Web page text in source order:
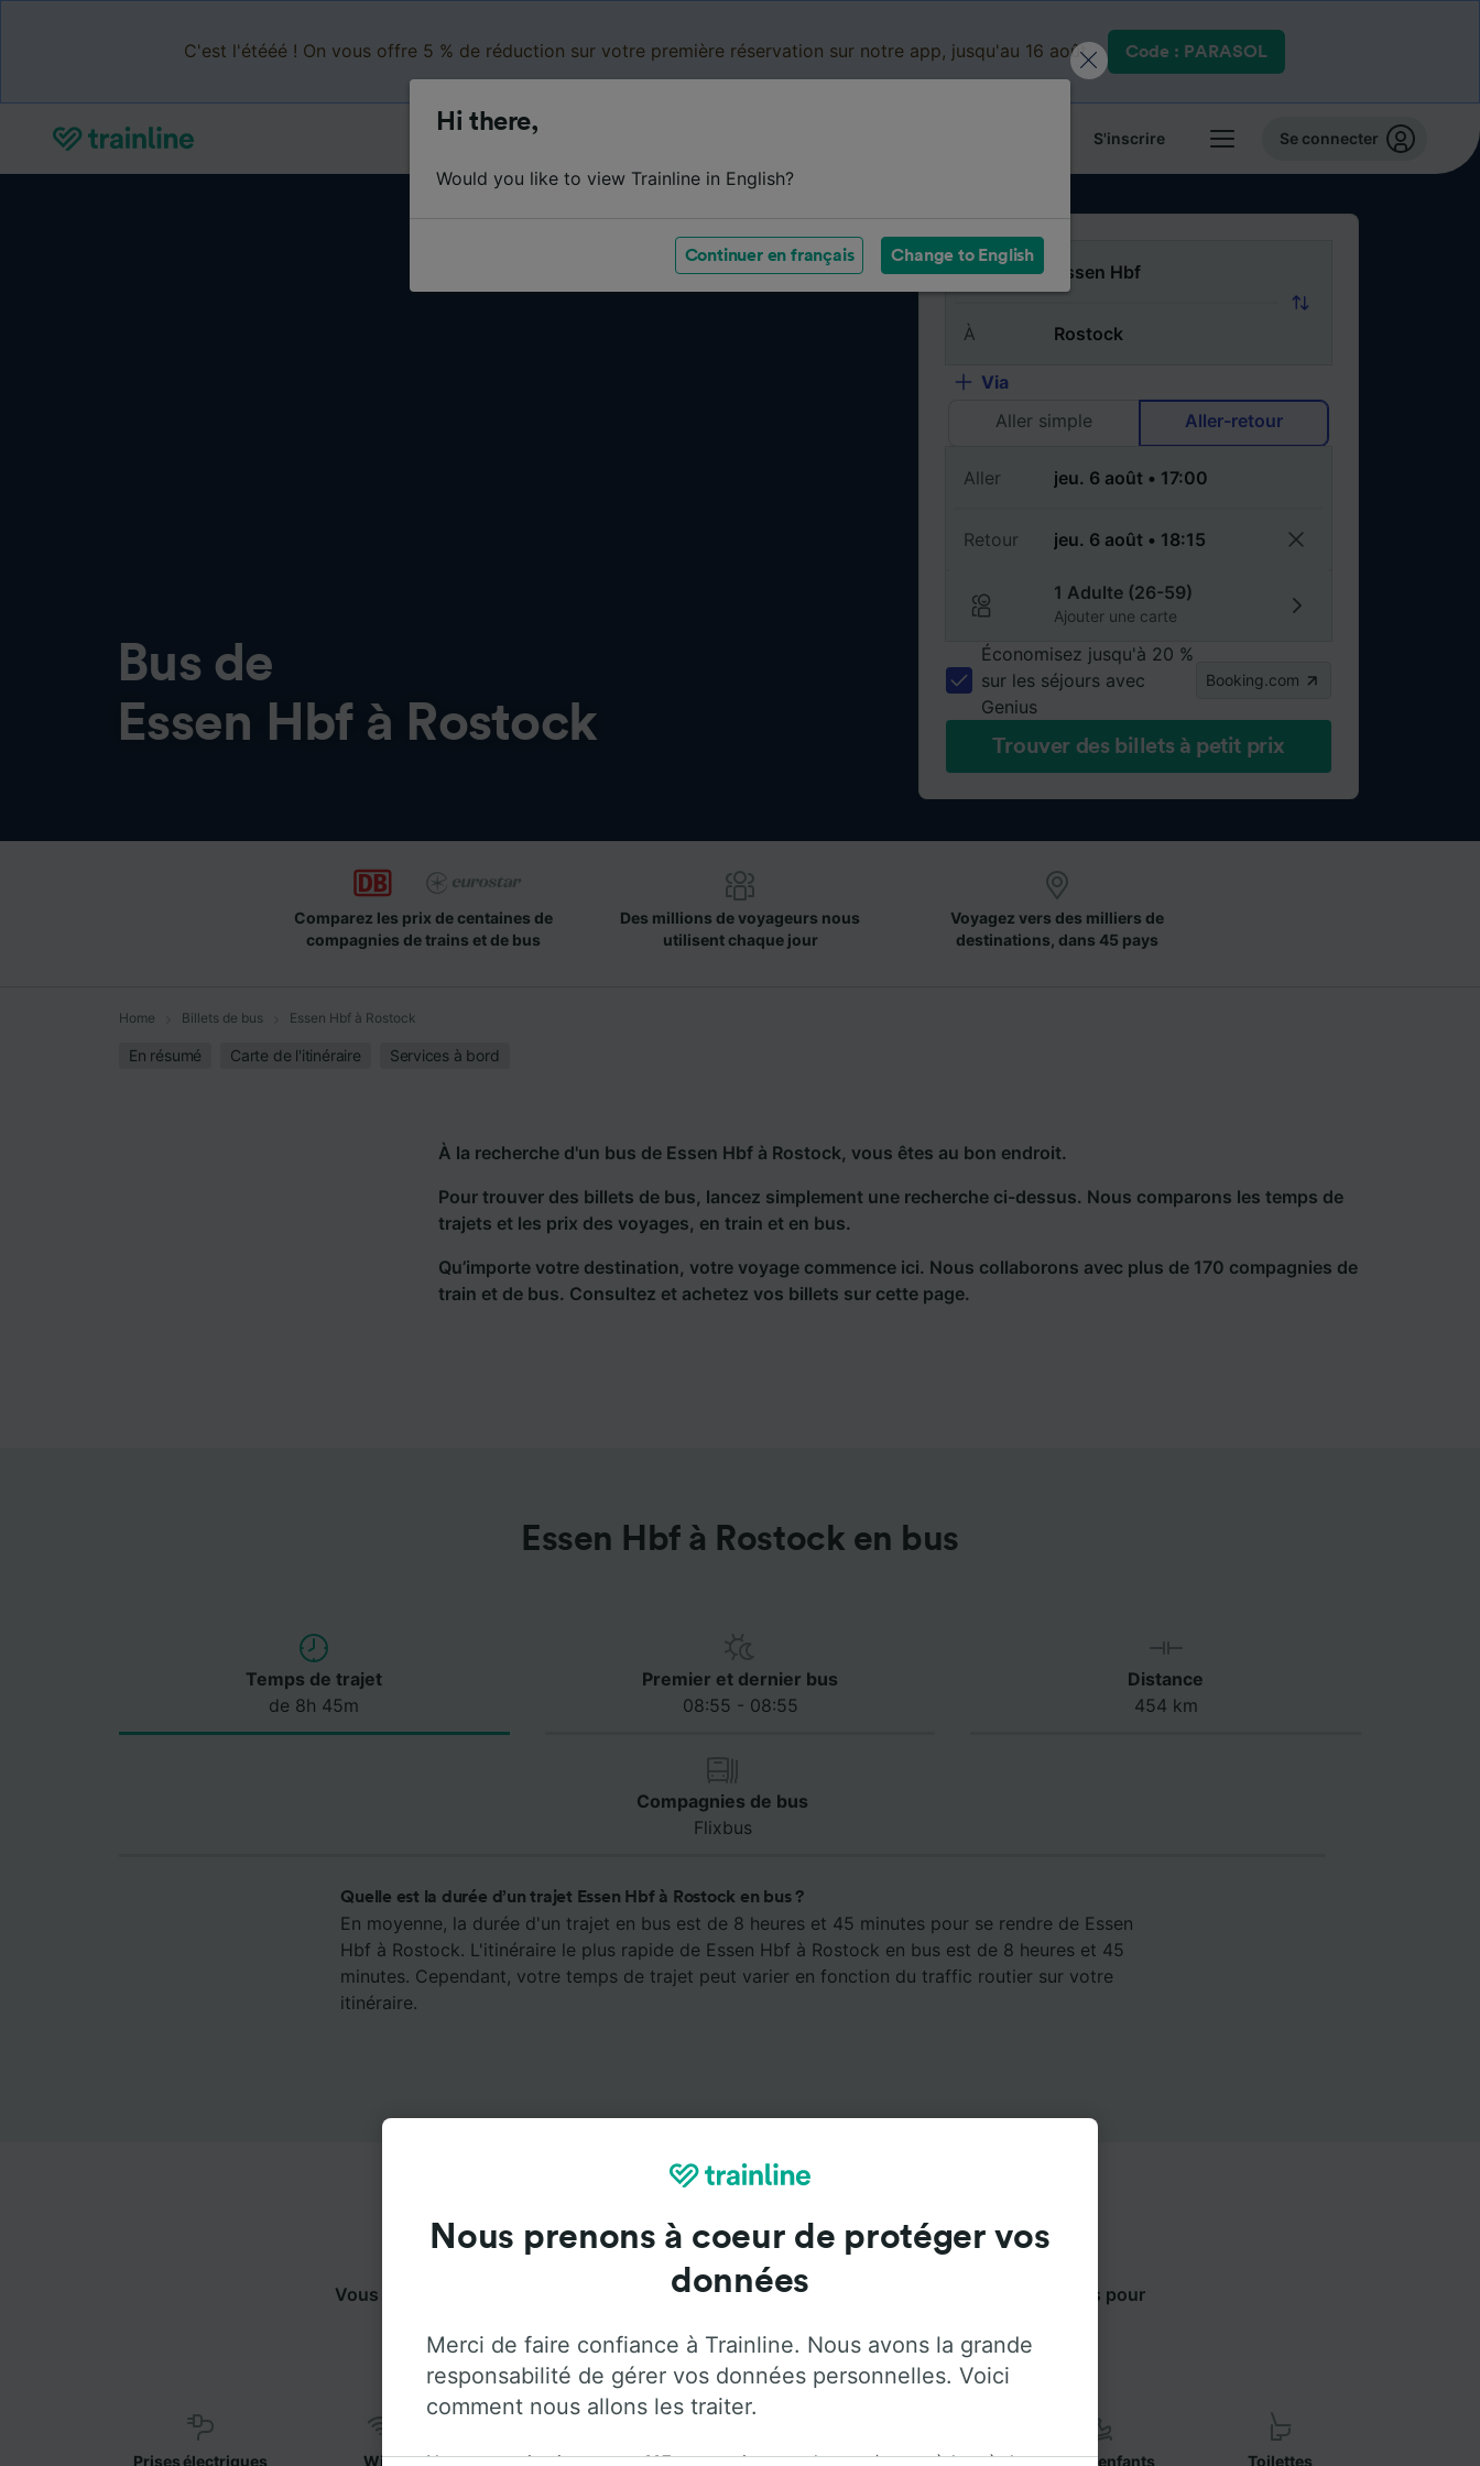
C'est l'étééé ! On vous offre 5 % de réduction sur votre première réservation sur notre app, jusqu'au 16 août. Code : PARASOL
S'inscrire Se connecter
Bus de
Essen Hbf à Rostock
De
À
Via
Aller simple
Aller-retour
Aller
Retour
1 Adulte (26-59)
Ajouter une carte
Économisez jusqu'à 20 %
sur les séjours avec
Genius
Booking.com
Trouver des billets à petit prix
Comparez les prix de centaines de
compagnies de trains et de bus
Des millions de voyageurs nous
utilisent chaque jour
Voyagez vers des milliers de
destinations, dans 45 pays
Home Billets de bus Essen Hbf à Rostock
En résumé Carte de l'itinéraire Services à bord
À la recherche d'un bus de Essen Hbf à Rostock, vous êtes au bon endroit.
Pour trouver des billets de bus, lancez simplement une recherche ci-dessus. Nous comparons les temps de
trajets et les prix des voyages, en train et en bus.
Qu’importe votre destination, votre voyage commence ici. Nous collaborons avec plus de 170 compagnies de
train et de bus. Consultez et achetez vos billets sur cette page.
Essen Hbf à Rostock en bus
Temps de trajet
de 8h 45m
Premier et dernier bus
08:55 - 08:55
Distance
454 km
Compagnies de bus
Flixbus
Quelle est la durée d’un trajet Essen Hbf à Rostock en bus ?
En moyenne, la durée d'un trajet en bus est de 8 heures et 45 minutes pour se rendre de Essen
Hbf à Rostock. L'itinéraire le plus rapide de Essen Hbf à Rostock en bus est de 8 heures et 45
minutes. Cependant, votre temps de trajet peut varier en fonction du traffic routier sur votre
itinéraire.
Services à bord
Vous pouvez voyager de Essen Hbf à Rostock avecFlixbus
. Utilisez les onglets ci-dessous pour
Prises électriques WiFi Climatisation
Accès aux personnes
Bagages Sièges enfants Toilettes
Hi there,
Would you like to view Trainline in English?
Continuer en français Change to English
Nous prenons à coeur de protéger vos
données
Merci de faire confiance à Trainline. Nous avons la grande
responsabilité de gérer vos données personnelles. Voici
comment nous allons les traiter.
Notre organisation et ses115partenaires stockent et/ou accèdent à des